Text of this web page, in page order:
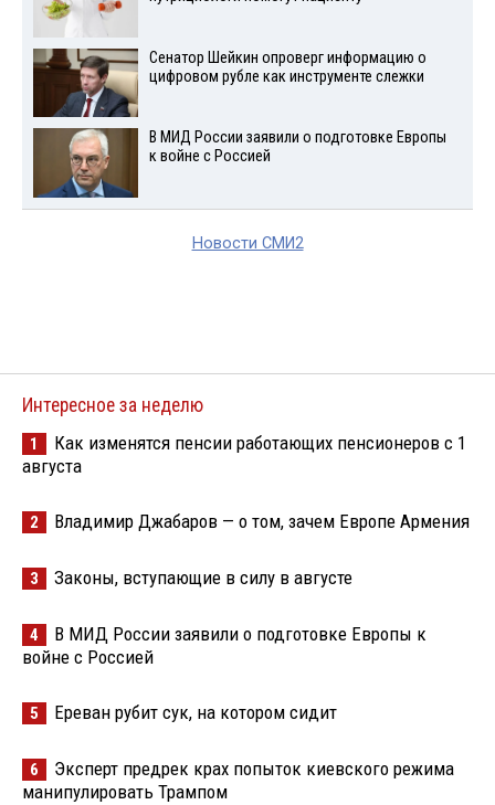
Сенатор Шейкин опроверг информацию о
цифровом рубле как инструменте слежки
В МИД России заявили о подготовке Европы
к войне с Россией
Новости СМИ2
Интересное за неделю
1
Как изменятся пенсии работающих пенсионеров с 1
августа
2 Владимир Джабаров — о том, зачем Европе Армения
3 Законы, вступающие в силу в августе
4
В МИД России заявили о подготовке Европы к
войне с Россией
5 Ереван рубит сук, на котором сидит
6
Эксперт предрек крах попыток киевского режима
манипулировать Трампом